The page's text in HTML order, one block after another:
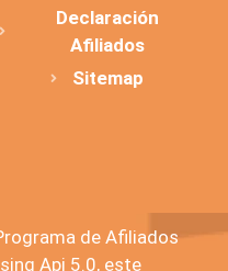
Declaración
Afiliados
Sitemap
de Afiliados
Api 5.0, este